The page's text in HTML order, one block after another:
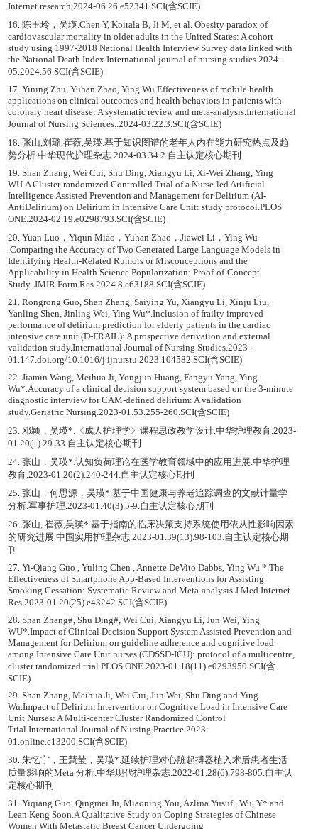
Internet research.2024-06.26.e52341.SCI(含SCIE)
16. 陈玉玲，吴瑛.Chen Y, Koirala B, Ji M, et al. Obesity paradox of
cardiovascular mortality in older adults in the United States: A cohort
study using 1997-2018 National Health Interview Survey data linked with
the National Death Index.International journal of nursing studies.2024-
05.2024.56.SCI(含SCIE)
17. Yining Zhu, Yuhan Zhao, Ying Wu.Effectiveness of mobile health
applications on clinical outcomes and health behaviors in patients with
coronary heart disease: A systematic review and meta-analysis.International
Journal of Nursing Sciences..2024-03.22.3.SCI(含SCIE)
18. 张山,刘璐,崔薇,吴瑛.基于知识图谱的老年人内在能力研究热点及趋
势分析.中华现代护理杂志.2024-03.34.2.自主认定核心期刊
19. Shan Zhang, Wei Cui, Shu Ding, Xiangyu Li, Xi-Wei Zhang, Ying
WU.A Cluster-randomized Controlled Trial of a Nurse-led Artificial
Intelligence Assisted Prevention and Management for Delirium (AI-
AntiDelirium) on Delirium in Intensive Care Unit: study protocol.PLOS
ONE.2024-02.19.e0298793.SCI(含SCIE)
20. Yuan Luo，Yiqun Miao，Yuhan Zhao，Jiawei Li，Ying Wu
.Comparing the Accuracy of Two Generated Large Language Models in
Identifying Health-Related Rumors or Misconceptions and the
Applicability in Health Science Popularization: Proof-of-Concept
Study..JMIR Form Res.2024.8.e63188.SCI(含SCIE)
21. Rongrong Guo, Shan Zhang, Saiying Yu, Xiangyu Li, Xinju Liu,
Yanling Shen, Jinling Wei, Ying Wu*.Inclusion of frailty improved
performance of delirium prediction for elderly patients in the cardiac
intensive care unit (D-FRAIL): A prospective derivation and external
validation study.International Journal of Nursing Studies.2023-
01.147.doi.org/10.1016/j.ijnurstu.2023.104582.SCI(含SCIE)
22. Jiamin Wang, Meihua Ji, Yongjun Huang, Fangyu Yang, Ying
Wu*.Accuracy of a clinical decision support system based on the 3-minute
diagnostic interview for CAM-defined delirium: A validation
study.Geriatric Nursing.2023-01.53.255-260.SCI(含SCIE)
23. 邓颖，吴瑛*.《成人护理学》课程思政教学设计.中华护理教育.2023-
01.20(1).29-33.自主认定核心期刊
24. 张山，吴瑛*.认知负荷理论在医学教育领域中的应用进展.中华护理
教育.2023-01.20(2).240-244.自主认定核心期刊
25. 张山，何思源，吴瑛*.基于中国健康与养老追踪调查的文献计量学
分析.军事护理.2023-01.40(3).5-9.自主认定核心期刊
26. 张山, 崔薇,吴瑛*.基于指南的临床决策支持系统使用依从性影响因素
的研究进展.中国实用护理杂志.2023-01.39(13).98-103.自主认定核心期
刊
27. Yi-Qiang Guo , Yuling Chen , Annette DeVito Dabbs, Ying Wu *.The
Effectiveness of Smartphone App-Based Interventions for Assisting
Smoking Cessation: Systematic Review and Meta-analysis.J Med Internet
Res.2023-01.20(25).e43242.SCI(含SCIE)
28. Shan Zhang#, Shu Ding#, Wei Cui, Xiangyu Li, Jun Wei, Ying
WU*.Impact of Clinical Decision Support System Assisted Prevention and
Management for Delirium on guideline adherence and cognitive load
among Intensive Care Unit nurses (CDSSD-ICU): protocol of a multicentre,
cluster randomized trial.PLOS ONE.2023-01.18(11).e0293950.SCI(含
SCIE)
29. Shan Zhang, Meihua Ji, Wei Cui, Jun Wei, Shu Ding and Ying
Wu.Impact of Delirium Intervention on Cognitive Load in Intensive Care
Unit Nurses: A Multi-center Cluster Randomized Control
Trial.International Journal of Nursing Practice.2023-
01.online.e13200.SCI(含SCIE)
30. 朱忆宁，王慧莹，吴瑛*.延续护理对心脏起搏器植入术后患者生活
质量影响的Meta 分析.中华现代护理杂志.2022-01.28(6).798-805.自主认
定核心期刊
31. Yiqiang Guo, Qingmei Ju, Miaoning You, Azlina Yusuf , Wu, Y* and
Lean Keng Soon.A Qualitative Study on Coping Strategies of Chinese
Women With Metastatic Breast Cancer Undergoing